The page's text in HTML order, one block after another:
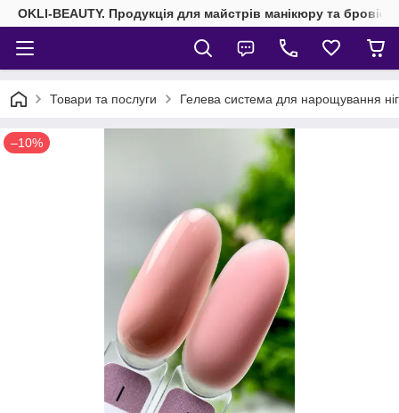
OKLI-BEAUTY. Продукція для майстрів манікюру та
Товари та послуги Гелева система для нарощування
–10%